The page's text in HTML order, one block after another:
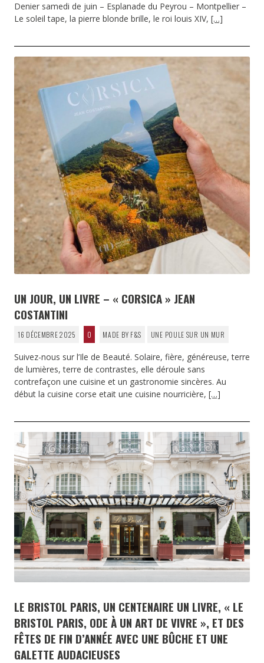
Denier samedi de juin – Esplanade du Peyrou – Montpellier –
Le soleil tape, la pierre blonde brille, le roi louis XIV, […]
UN JOUR, UN LIVRE – « CORSICA » JEAN
COSTANTINI
16 DÉCEMBRE 2025 0 MADE BY F&S UNE POULE SUR UN MUR
Suivez-nous sur l’Ile de Beauté. Solaire, fière, généreuse, terre
de lumières, terre de contrastes, elle déroule sans
contrefaçon une cuisine et un gastronomie sincères. Au
début la cuisine corse etait une cuisine nourricière, […]
LE BRISTOL PARIS, UN CENTENAIRE UN LIVRE, « LE
BRISTOL PARIS, ODE À UN ART DE VIVRE », ET DES
FÊTES DE FIN D’ANNÉE AVEC UNE BÛCHE ET UNE
GALETTE AUDACIEUSES